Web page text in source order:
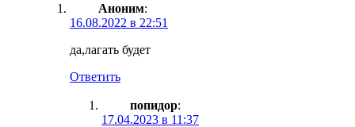
Аноним:
16.08.2022 в 22:51
да,лагать будет
Ответить
попидор:
17.04.2023 в 11:37